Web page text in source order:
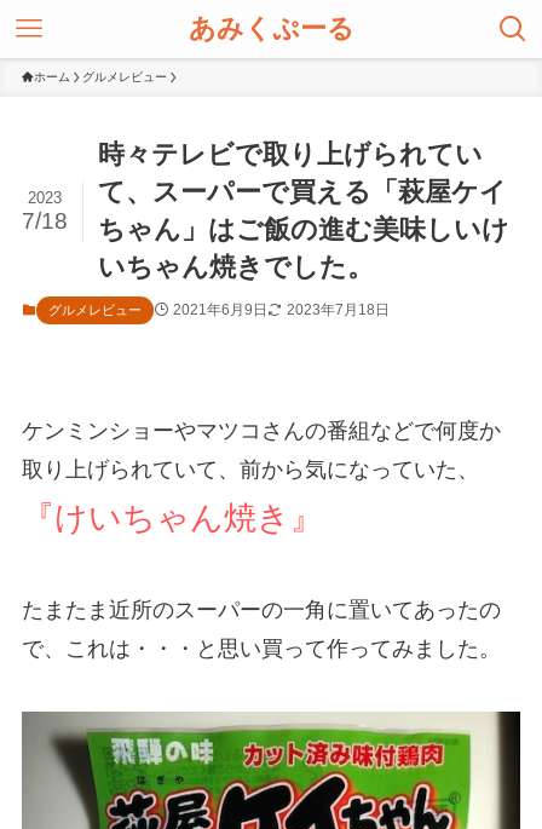
あみくぷーる
ホーム グルメレビュー
時々テレビで取り上げられてい
て、スーパーで買える「萩屋ケイ
ちゃん」はご飯の進む美味しいけ
いちゃん焼きでした。
2023
7/18
グルメレビュー 2021年6月9日 2023年7月18日
ケンミンショーやマツコさんの番組などで何度か
取り上げられていて、前から気になっていた、
『けいちゃん焼き』
たまたま近所のスーパーの一角に置いてあったの
で、これは・・・と思い買って作ってみました。